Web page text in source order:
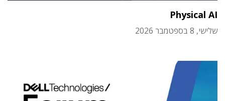
Physical AI
שלישי, 8 בספטמבר 2026